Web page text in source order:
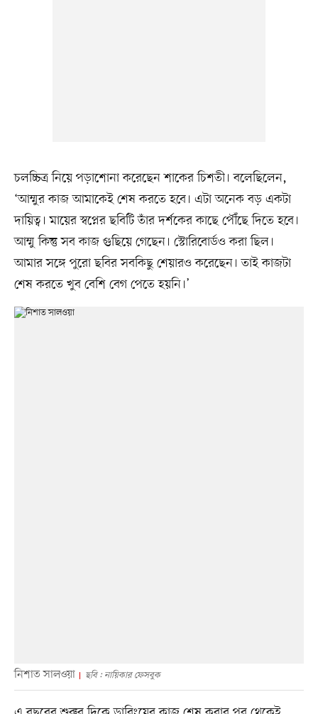
চলচ্চিত্র নিয়ে পড়াশোনা করেছেন শাকের চিশতী। বলেছিলেন,
‘আম্মুর কাজ আমাকেই শেষ করতে হবে। এটা অনেক বড় একটা
দায়িত্ব। মায়ের স্বপ্নের ছবিটি তাঁর দর্শকের কাছে পৌঁছে দিতে হবে।
আম্মু কিন্তু সব কাজ গুছিয়ে গেছেন। স্টোরিবোর্ডও করা ছিল।
আমার সঙ্গে পুরো ছবির সবকিছু শেয়ারও করেছেন। তাই কাজটা
শেষ করতে খুব বেশি বেগ পেতে হয়নি।’
নিশাত সালওয়া ছবি : নায়িকার ফেসবুক